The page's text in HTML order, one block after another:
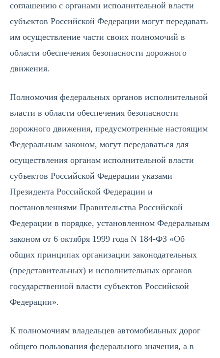
соглашению с органами исполнительной власти
субъектов Российской Федерации могут передавать
им осуществление части своих полномочий в
области обеспечения безопасности дорожного
движения.
Полномочия федеральных органов исполнительной
власти в области обеспечения безопасности
дорожного движения, предусмотренные настоящим
Федеральным законом, могут передаваться для
осуществления органам исполнительной власти
субъектов Российской Федерации указами
Президента Российской Федерации и
постановлениями Правительства Российской
Федерации в порядке, установленном Федеральным
законом от 6 октября 1999 года N 184-ФЗ «Об
общих принципах организации законодательных
(представительных) и исполнительных органов
государственной власти субъектов Российской
Федерации».
К полномочиям владельцев автомобильных дорог
общего пользования федерального значения, а в